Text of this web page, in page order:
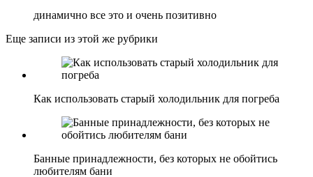
динамично все это и очень позитивно
Еще записи из этой же рубрики
Как использовать старый холодильник для погреба
Банные принадлежности, без которых не обойтись
любителям бани